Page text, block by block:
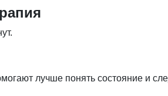
лучше понять состояние и